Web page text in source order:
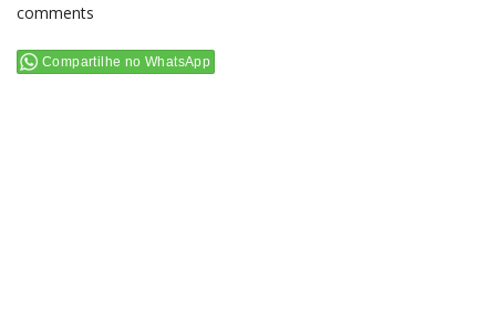
comments
Compartilhe no WhatsApp